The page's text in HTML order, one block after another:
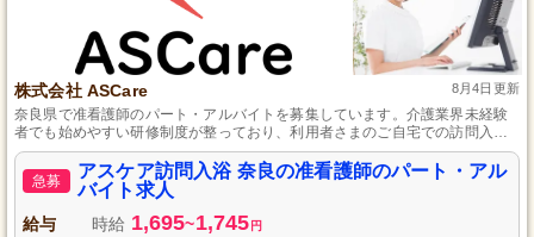
株式会社 ASCare 8月4日更新
奈良県で准看護師のパート・アルバイトを募集しています。介護業界未経験
者でも始めやすい研修制度が整っており、利用者さまのご自宅での訪問入浴
サービスを提供します。チームで協力し、入浴介助や基本的な看護業務をお
願いします。プライベートも大切にしながら、自分のペースで働ける環境で
す。急募
アスケア訪問入浴 奈良の准看護師のパート・アル
バイト求人
給与 時給 1,695~1,745 円